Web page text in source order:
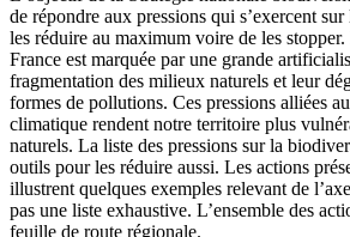
de répondre aux pressions qui s’exercent
les réduire au maximum voire de les
France est marquée par une grande
fragmentation des milieux naturels et leur
formes de pollutions. Ces pressions alliées
climatique rendent notre territoire plus
naturels. La liste des pressions sur la
outils pour les réduire aussi. Les actions
illustrent quelques exemples relevant de
pas une liste exhaustive. L’ensemble des
feuille de route régionale.